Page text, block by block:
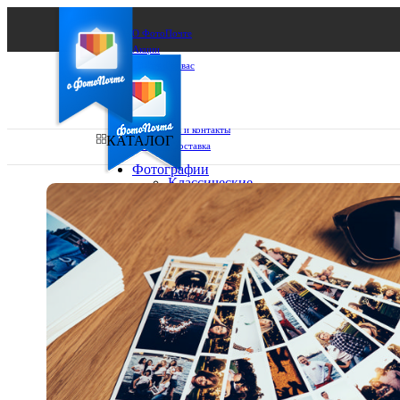
О ФотоПочте
Акции
Сделаем за вас
Бизнесу
FAQ
Франшиза
Поддержка и контакты
Оплата и доставка
Ваш город:
Ваш регион доставки
Выберите из списка:
КАТАЛОГ
Фотографии
Классические
фото
10х10
10х15
13х18
15х15
15х20
20х20
20х30
30х30
30х40
А4
Фото
в